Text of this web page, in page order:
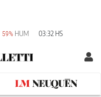
59% HUM 03:32 HS